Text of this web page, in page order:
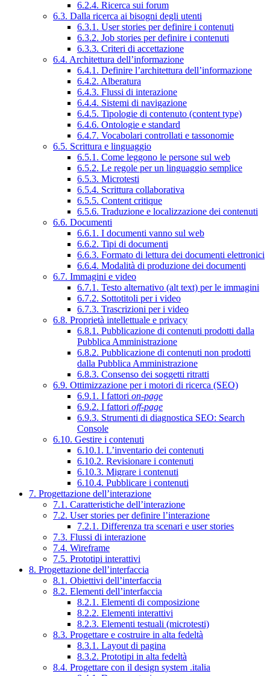
6.2.4. Ricerca sui forum
6.3. Dalla ricerca ai bisogni degli utenti
6.3.1. User stories per definire i contenuti
6.3.2. Job stories per definire i contenuti
6.3.3. Criteri di accettazione
6.4. Architettura dell’informazione
6.4.1. Definire l’architettura dell’informazione
6.4.2. Alberatura
6.4.3. Flussi di interazione
6.4.4. Sistemi di navigazione
6.4.5. Tipologie di contenuto (content type)
6.4.6. Ontologie e standard
6.4.7. Vocabolari controllati e tassonomie
6.5. Scrittura e linguaggio
6.5.1. Come leggono le persone sul web
6.5.2. Le regole per un linguaggio semplice
6.5.3. Microtesti
6.5.4. Scrittura collaborativa
6.5.5. Content critique
6.5.6. Traduzione e localizzazione dei contenuti
6.6. Documenti
6.6.1. I documenti vanno sul web
6.6.2. Tipi di documenti
6.6.3. Formato di lettura dei documenti elettronici
6.6.4. Modalità di produzione dei documenti
6.7. Immagini e video
6.7.1. Testo alternativo (alt text) per le immagini
6.7.2. Sottotitoli per i video
6.7.3. Trascrizioni per i video
6.8. Proprietà intellettuale e privacy
6.8.1. Pubblicazione di contenuti prodotti dalla
Pubblica Amministrazione
6.8.2. Pubblicazione di contenuti non prodotti
dalla Pubblica Amministrazione
6.8.3. Consenso dei soggetti ritratti
6.9. Ottimizzazione per i motori di ricerca (SEO)
6.9.1. I fattori on-page
6.9.2. I fattori off-page
6.9.3. Strumenti di diagnostica SEO: Search
Console
6.10. Gestire i contenuti
6.10.1. L’inventario dei contenuti
6.10.2. Revisionare i contenuti
6.10.3. Migrare i contenuti
6.10.4. Pubblicare i contenuti
7. Progettazione dell’interazione
7.1. Caratteristiche dell’interazione
7.2. User stories per definire l’interazione
7.2.1. Differenza tra scenari e user stories
7.3. Flussi di interazione
7.4. Wireframe
7.5. Prototipi interattivi
8. Progettazione dell’interfaccia
8.1. Obiettivi dell’interfaccia
8.2. Elementi dell’interfaccia
8.2.1. Elementi di composizione
8.2.2. Elementi interattivi
8.2.3. Elementi testuali (microtesti)
8.3. Progettare e costruire in alta fedeltà
8.3.1. Layout di pagina
8.3.2. Prototipi in alta fedeltà
8.4. Progettare con il design system .italia